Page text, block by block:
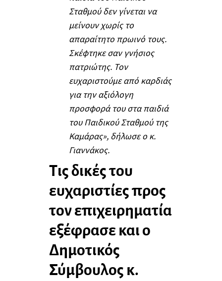
Σταθμού δεν γίνεται να
μείνουν χωρίς το
απαραίτητο πρωινό τους.
Σκέφτηκε σαν γνήσιος
πατριώτης. Τον
ευχαριστούμε από καρδιάς
για την αξιόλογη
προσφορά του στα παιδιά
του Παιδικού Σταθμού της
Καμάρας», δήλωσε ο κ.
Γιαννάκος.
Τις δικές του
ευχαριστίες προς
τον επιχειρηματία
εξέφρασε και ο
Δημοτικός
Σύμβουλος κ.